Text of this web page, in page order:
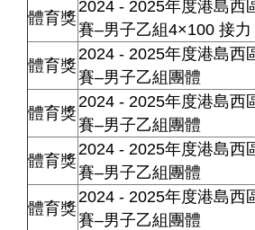
體育獎
2024 - 2025年度港島西
賽–男子乙組4×100 接力
體育獎
2024 - 2025年度港島西
賽–男子乙組團體
體育獎
2024 - 2025年度港島西
賽–男子乙組團體
體育獎
2024 - 2025年度港島西
賽–男子乙組團體
體育獎
2024 - 2025年度港島西
賽–男子乙組團體